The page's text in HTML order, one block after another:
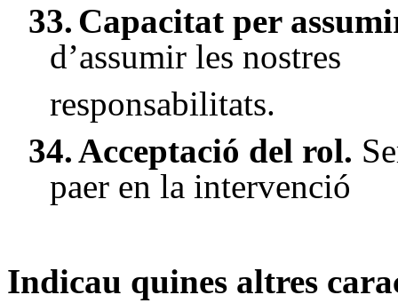
33. Capacitat per
d’assumir les nostres
responsabilitats.
34.Acceptació del rol.
paer en la intervenció
Indicau quines altres